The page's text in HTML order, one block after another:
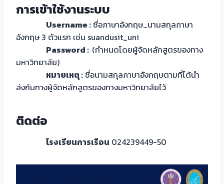
การเข้าใช้งานระบบ
Username : ชื่อภาษาอังกฤษ_นามสกุลภาษา
อังกฤษ 3 ตัวแรก เช่น suandusit_uni
Password : (กำหนดโดยผู้จัดหลักสูตรของทาง
มหาวิทยาลัย)
หมายเหตุ : ชื่อนามสกุลภาษาอังกฤษตามที่ได้นำ
ส่งกับทางผู้จัดหลักสูตรของทางมหาวิทยาลัยไว้
ติดต่อ
โรงเรียนการเรือน 024239449-50